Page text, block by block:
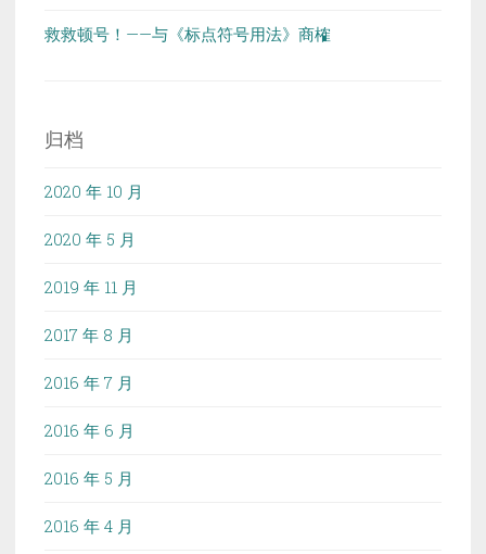
救救顿号！——与《标点符号用法》商榷
归档
2020 年 10 月
2020 年 5 月
2019 年 11 月
2017 年 8 月
2016 年 7 月
2016 年 6 月
2016 年 5 月
2016 年 4 月